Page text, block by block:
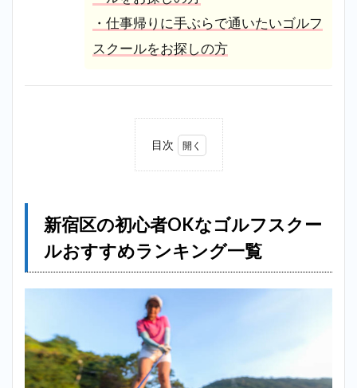
・仕事帰りに手ぶらで通いたいゴルフ
スクールをお探しの方
目次
者
なゴ
ール
おす
すめ
ラン
キン
グ一
覧
新宿区の初心者OKなゴルフスクー
ルおすすめランキング一覧